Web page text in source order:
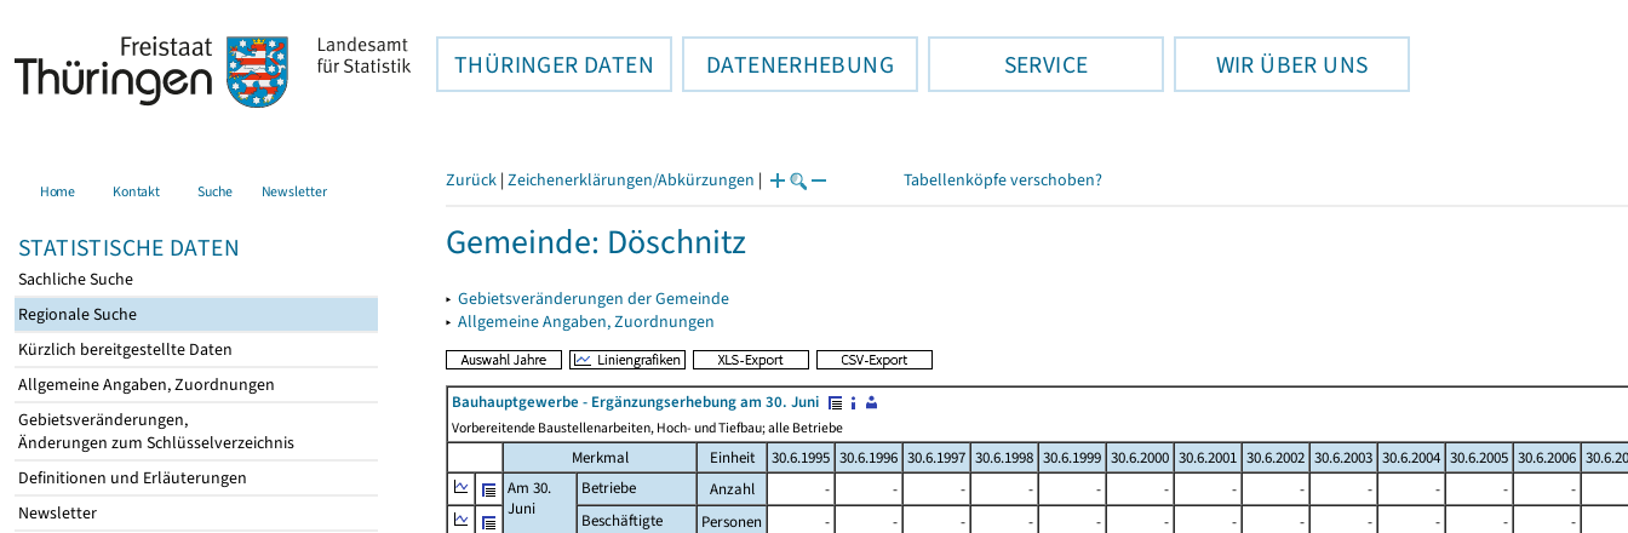
THÜRINGER DATEN DATENERHEBUNG SERVICE WIR ÜBER UNS
Home Kontakt Suche Newsletter
STATISTISCHE DATEN
Sachliche Suche
Regionale Suche
Kürzlich bereitgestellte Daten
Allgemeine Angaben, Zuordnungen
Gebietsveränderungen,
Änderungen zum Schlüsselverzeichnis
Definitionen und Erläuterungen
Newsletter
Zurück | Zeichenerklärungen/Abkürzungen | Tabellenköpfe verschoben?
Gemeinde: Döschnitz
▸ Gebietsveränderungen der Gemeinde
▸ Allgemeine Angaben, Zuordnungen
Bauhauptgewerbe - Ergänzungserhebung am 30. Juni
Vorbereitende Baustellenarbeiten, Hoch- und Tiefbau; alle Betriebe
Merkmal Einheit 30.6.1995 30.6.1996 30.6.1997 30.6.1998 30.6.1999 30.6.2000 30.6.2001 30.6.2002 30.6.2003 30.6.2004 30.6.2005 30.6.2006
Am 30.
Juni
Betriebe Anzahl - - - - - - - - - - -
-
Beschäftigte
Personen - - - - - - - - - - -
-